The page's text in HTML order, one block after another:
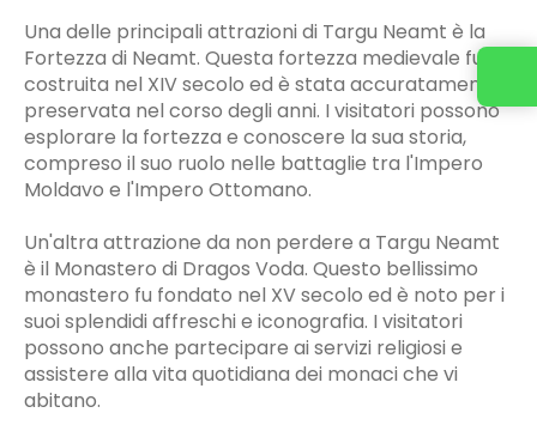
Una delle principali attrazioni di Targu Neamt è la
Fortezza di Neamt. Questa fortezza medievale fu
costruita nel XIV secolo ed è stata accuratamente
preservata nel corso degli anni. I visitatori possono
esplorare la fortezza e conoscere la sua storia,
compreso il suo ruolo nelle battaglie tra l'Impero
Moldavo e l'Impero Ottomano.
Un'altra attrazione da non perdere a Targu Neamt
è il Monastero di Dragos Voda. Questo bellissimo
monastero fu fondato nel XV secolo ed è noto per i
suoi splendidi affreschi e iconografia. I visitatori
possono anche partecipare ai servizi religiosi e
assistere alla vita quotidiana dei monaci che vi
abitano.